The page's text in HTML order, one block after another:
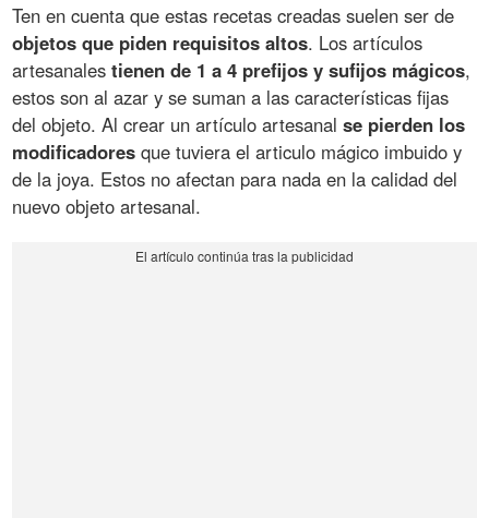
Ten en cuenta que estas recetas creadas suelen ser de
objetos que piden requisitos altos. Los artículos
artesanalestienen de 1 a 4 prefijos y sufijos mágicos,
estos son al azar y se suman a las características fijas
del objeto. Al crear un artículo artesanalse pierden los
modificadores que tuviera el articulo mágico imbuido y
de la joya. Estos no afectan para nada en la calidad del
nuevo objeto artesanal.